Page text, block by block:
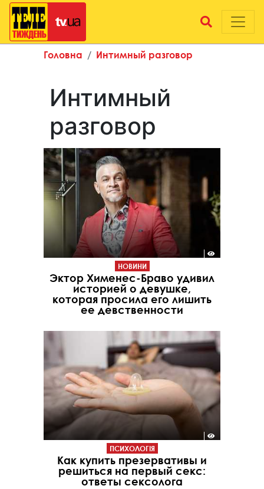
Головна Интимный разговор
Интимный
разговор
НОВИНИ
Эктор Хименес-Браво удивил
историей о девушке,
которая просила его лишить
ее девственности
ПСИХОЛОГІЯ
Как купить презервативы и
решиться на первый секс:
ответы сексолога